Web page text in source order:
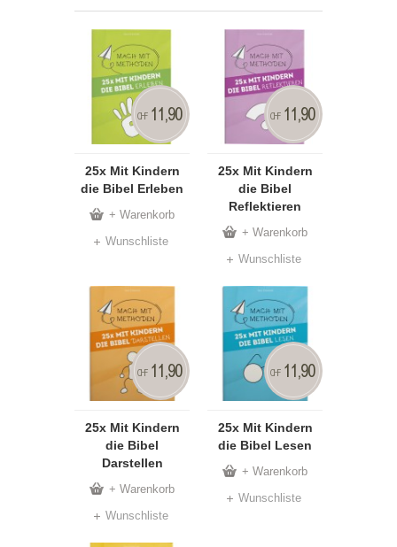
25x Mit Kindern
die Bibel Erleben
CHF 11,90
+ Warenkorb
Wunschliste
25x Mit Kindern
die Bibel
Reflektieren
CHF 11,90
+ Warenkorb
Wunschliste
25x Mit Kindern
die Bibel
Darstellen
CHF 11,90
+ Warenkorb
Wunschliste
25x Mit Kindern
die Bibel Lesen
CHF 11,90
+ Warenkorb
Wunschliste